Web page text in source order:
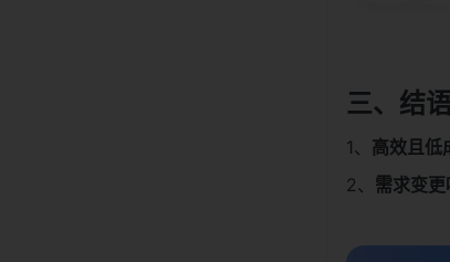
三、结
1、 高效且低
2、 需求变